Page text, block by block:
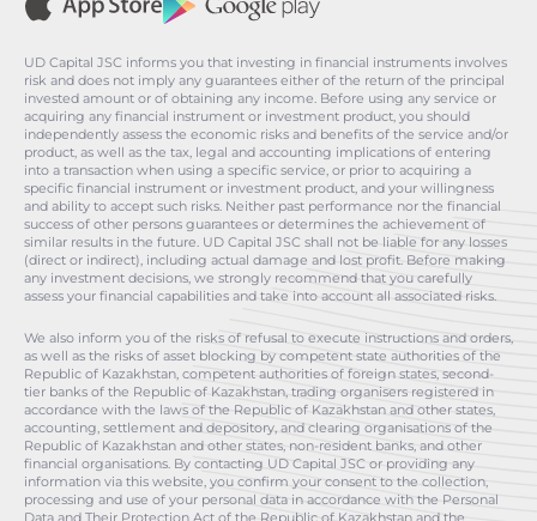
UD Capital JSC informs you that investing in financial instruments involves
risk and does not imply any guarantees either of the return of the principal
invested amount or of obtaining any income. Before using any service or
acquiring any financial instrument or investment product, you should
independently assess the economic risks and benefits of the service and/or
product, as well as the tax, legal and accounting implications of entering
into a transaction when using a specific service, or prior to acquiring a
specific financial instrument or investment product, and your willingness
and ability to accept such risks. Neither past performance nor the financial
success of other persons guarantees or determines the achievement of
similar results in the future. UD Capital JSC shall not be liable for any losses
(direct or indirect), including actual damage and lost profit. Before making
any investment decisions, we strongly recommend that you carefully
assess your financial capabilities and take into account all associated risks.
We also inform you of the risks of refusal to execute instructions and orders,
as well as the risks of asset blocking by competent state authorities of the
Republic of Kazakhstan, competent authorities of foreign states, second-
tier banks of the Republic of Kazakhstan, trading organisers registered in
accordance with the laws of the Republic of Kazakhstan and other states,
accounting, settlement and depository, and clearing organisations of the
Republic of Kazakhstan and other states, non-resident banks, and other
financial organisations. By contacting UD Capital JSC or providing any
information via this website, you confirm your consent to the collection,
processing and use of your personal data in accordance with the Personal